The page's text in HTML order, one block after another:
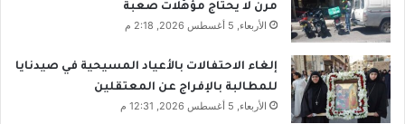
مرن لا يحتاج مؤهّلات صعبة
الأربعاء, 5 أغسطس 2026, 2:18 م
إلغاء الاحتفالات بالأعياد المسيحية في صيدنايا
للمطالبة بالإفراج عن المعتقلين
الأربعاء, 5 أغسطس 2026, 12:31 م